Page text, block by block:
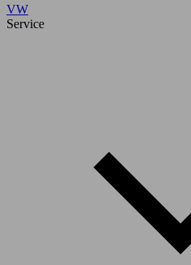
VW
Service